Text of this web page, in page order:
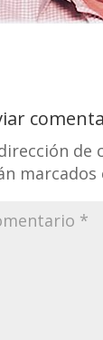
de
marcados